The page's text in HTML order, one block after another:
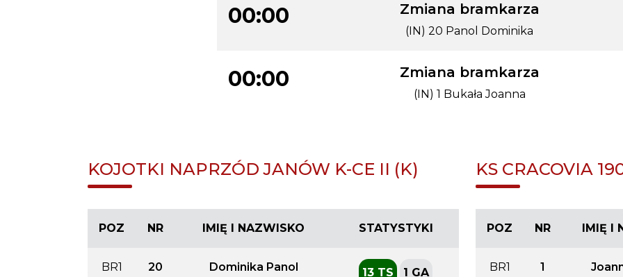
00:00 Zmiana bramkarza
(IN) 20 Panol Dominika
00:00 Zmiana bramkarza
(IN) 1 Bukała Joanna
KOJOTKI NAPRZÓD JANÓW K-CE II (K)
POZ NR IMIĘ I NAZWISKO STATYSTYKI
BR1 20 Dominika Panol 13 TS 1 GA
KS CRACOVIA
POZ NR IMIĘ I
BR1 1